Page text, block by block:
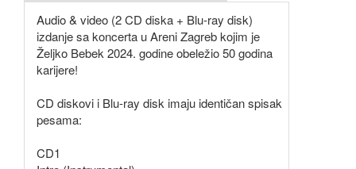
Audio & video (2 CD diska + Blu-ray disk)
izdanje sa koncerta u Areni Zagreb kojim je
Željko Bebek 2024. godine obeležio 50 godina
karijere!
CD diskovi i Blu-ray disk imaju identičan spisak
pesama:
CD1